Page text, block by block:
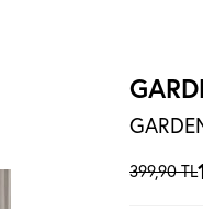
399,90TL